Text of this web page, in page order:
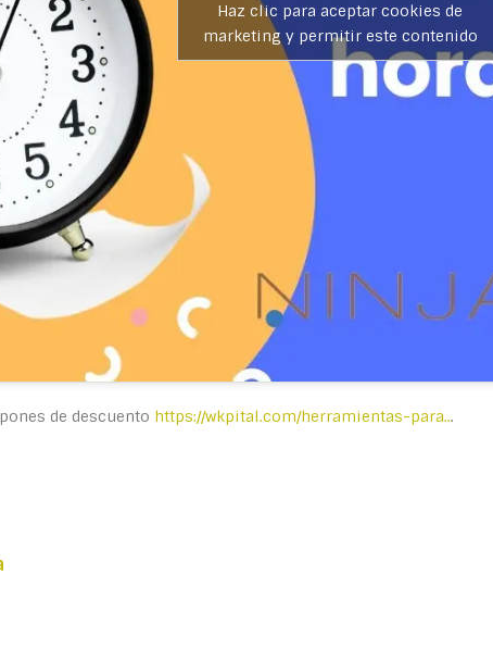
Haz clic para aceptar cookies de
marketing y permitir este contenido
de descuento https://wkpital.com/herramientas-para...